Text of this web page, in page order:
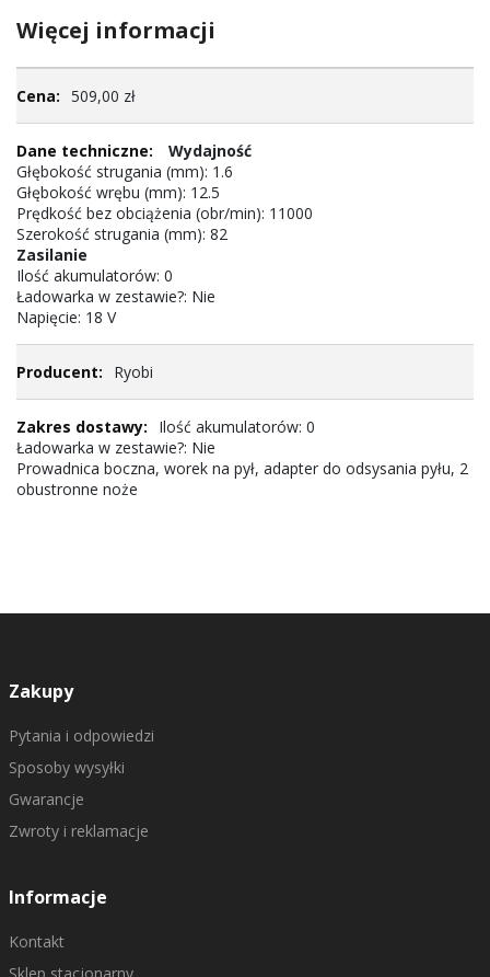
Więcej informacji
informacji509,00 zł
Wydajność
Głębokość strugania (mm): 1.6
Głębokość wrębu (mm): 12.5
Prędkość bez obciążenia (obr/min): 11000
Szerokość strugania (mm): 82
Zasilanie
Ilość akumulatorów: 0
Ładowarka w zestawie?: Nie
Napięcie: 18 V
Ryobi
Ilość akumulatorów: 0
Ładowarka w zestawie?: Nie
Prowadnica boczna, worek na pył, adapter do odsysania pyłu, 2
obustronne noże
Zakupy
Pytania i odpowiedzi
Sposoby wysyłki
Gwarancje
Zwroty i reklamacje
Informacje
Kontakt